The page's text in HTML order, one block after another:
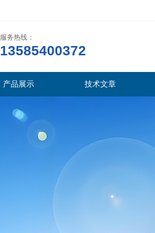
服务热线：
13585400372
产品展示 技术文章